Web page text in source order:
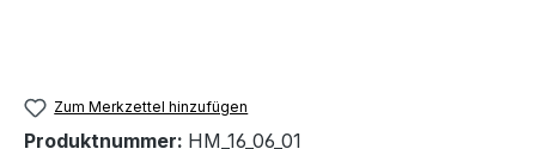
Zum Merkzettel hinzufügen
Produktnummer: HM_16_06_01